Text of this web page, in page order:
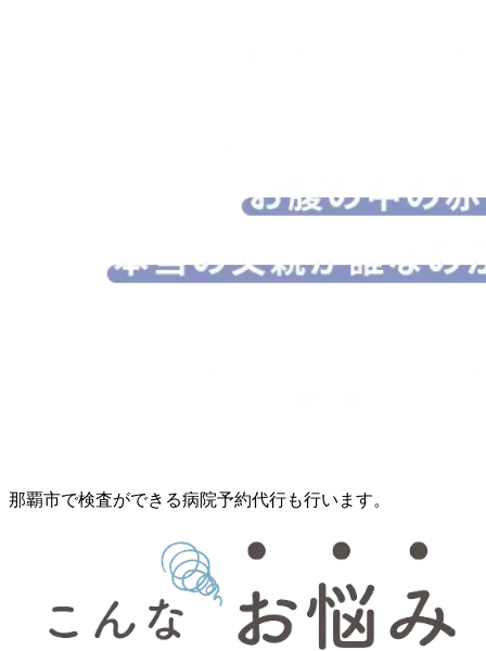
那覇市で検査ができる病院予約代行も行います。